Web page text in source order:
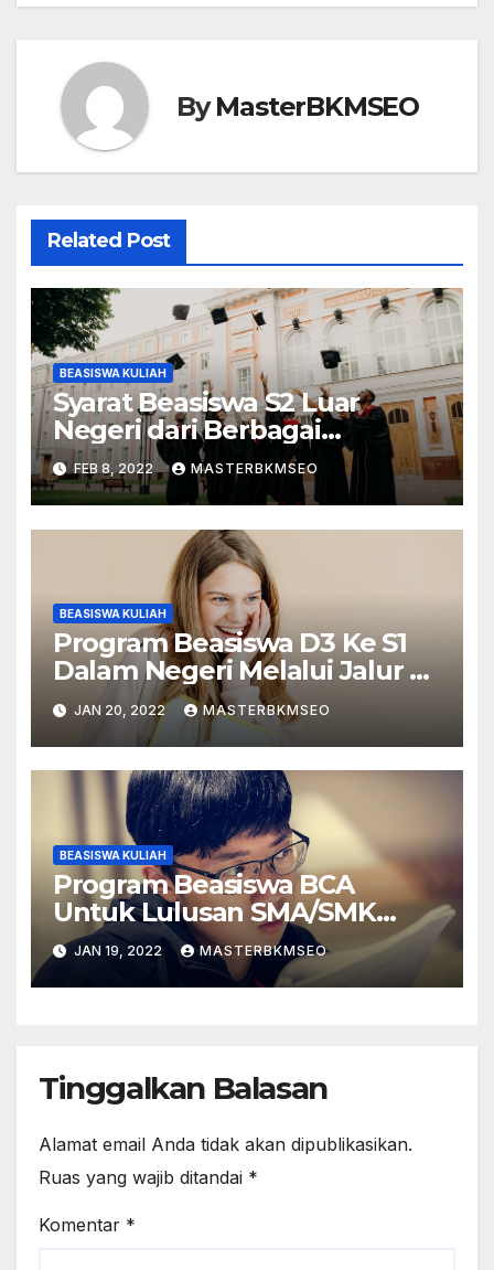
ByMasterBKMSEO
Related Post
BEASISWA KULIAH
Syarat Beasiswa S2 Luar
Negeri dari Berbagai
Lembaga
FEB 8, 2022 MASTERBKMSEO
BEASISWA KULIAH
Program Beasiswa D3 Ke S1
Dalam Negeri Melalui Jalur S1
Ekstensi
JAN 20, 2022 MASTERBKMSEO
BEASISWA KULIAH
Program Beasiswa BCA
Untuk Lulusan SMA/SMK
Sederajat
JAN 19, 2022 MASTERBKMSEO
Tinggalkan Balasan
Alamat email Anda tidak akan dipublikasikan.
Ruas yang wajib ditandai *
Komentar *